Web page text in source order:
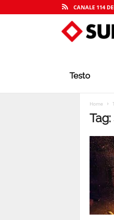
CANALE 114
Testo
Home